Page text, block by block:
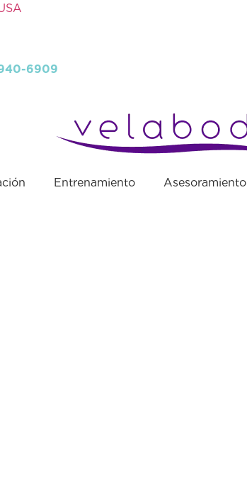
6909
Entrenamiento Asesoramiento